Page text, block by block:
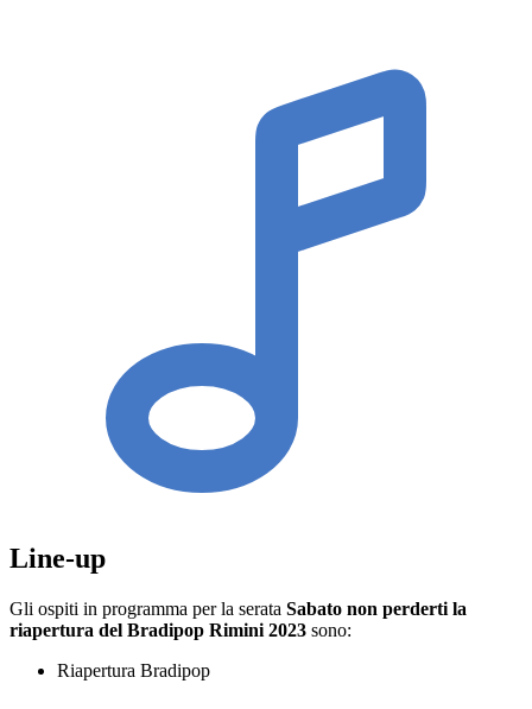
Line-up
Gli ospiti in programma per la serata Sabato non perderti la
riapertura del Bradipop Rimini 2023 sono:
Riapertura Bradipop